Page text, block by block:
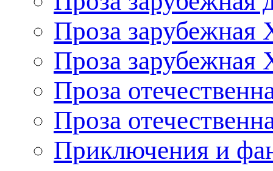
Проза зарубежная
Проза
Проза
Проза
Приключения и